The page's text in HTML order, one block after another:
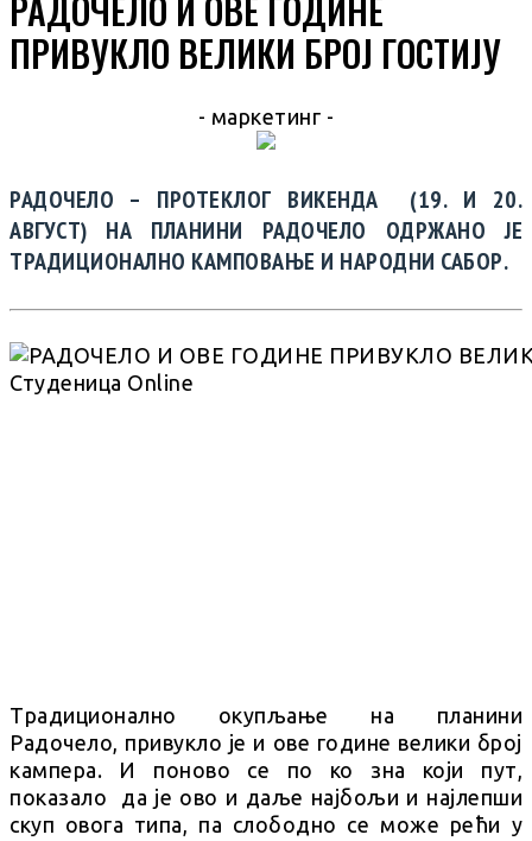
ПРИВУКЛО ВЕЛИКИ БРОЈ ГОСТИЈУ
- маркетинг -
РАДОЧЕЛО – ПРОТЕКЛОГ ВИКЕНДА (19. И 20.
АВГУСТ) НА ПЛАНИНИ РАДОЧЕЛО ОДРЖАНО ЈЕ
ТРАДИЦИОНАЛНО КАМПОВАЊЕ И НАРОДНИ САБОР.
Tрадиционално окупљање на планини
Радочело, привукло је и ове године велики број
кампера. И поново се по ко зна који пут,
показало да је ово и даље најбољи и најлепши
скуп овога типа, па слободно се може рећи у